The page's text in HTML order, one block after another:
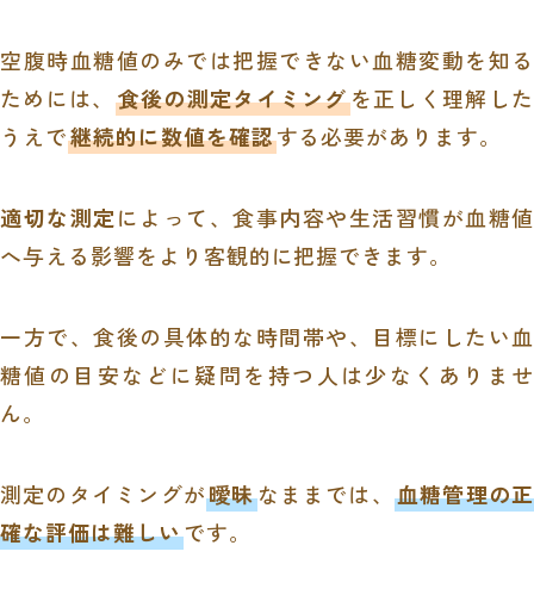
空腹時血糖値のみでは把握できない血糖変動を知る
ためには、 食後の測定タイミングを正しく理解した
うえで継続的に数値を確認する必要があります。
適切な測定によって、食事内容や生活習慣が血糖値
へ与える影響をより客観的に把握できます。
一方で、食後の具体的な時間帯や、目標にしたい血
糖値の目安などに疑問を持つ人は少なくありませ
ん。
測定のタイミングが曖昧なままでは、 血糖管理の正
確な評価は難しいです。